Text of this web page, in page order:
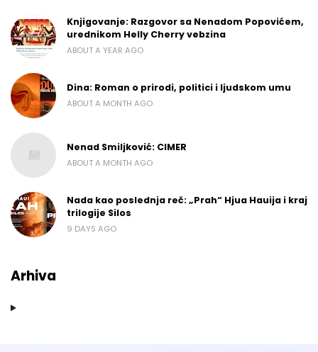
Knjigovanje: Razgovor sa Nenadom Popovićem,
urednikom Helly Cherry vebzina
ABOUT A YEAR AGO
Dina: Roman o prirodi, politici i ljudskom umu
ABOUT A MONTH AGO
Nenad Smiljković: CIMER
ABOUT A MONTH AGO
Nada kao poslednja reč: „Prah“ Hjua Hauija i kraj
trilogije Silos
9 DAYS AGO
Arhiva